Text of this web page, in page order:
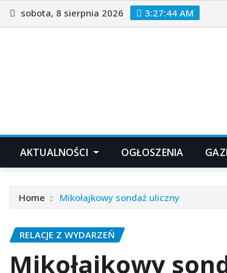
Skip
to
sobota, 8 sierpnia 2026 3:27:45 AM
AKTUALNOŚCI OGŁOSZENIA
Home Mikołajkowy sondaż uliczny
RELACJE Z WYDARZEŃ
Mikołajkowy